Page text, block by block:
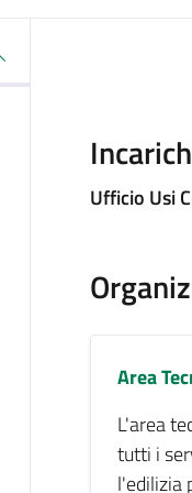
Ufficio Usi
Area
L'area
tutti i
l'edilizia